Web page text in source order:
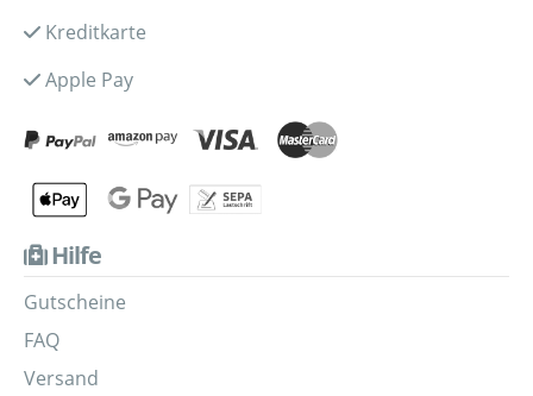
Kreditkarte
Apple Pay
Hilfe
Gutscheine
FAQ
Versand